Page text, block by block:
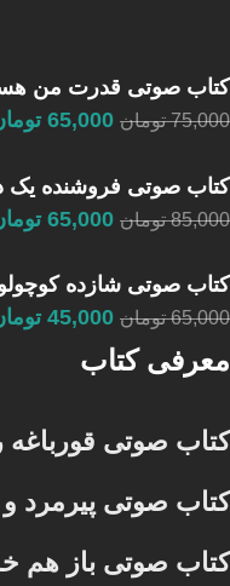
کتاب صوتی قدرت من
75,000 تومان 65,000
کتاب صوتی فروشنده یک
85,000 تومان 65,000
کتاب صوتی شازده
65,000 تومان 45,000
معرفی کتاب
کتاب صوتی قورباغه
کتاب صوتی پیرمرد
کتاب صوتی باز هم